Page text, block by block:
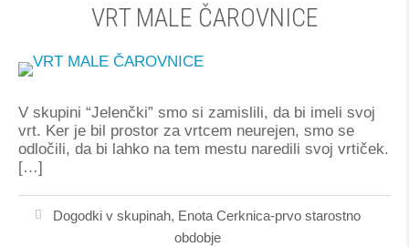
VRT MALE ČAROVNICE
V skupini “Jelenčki” smo si zamislili, da bi imeli svoj
vrt. Ker je bil prostor za vrtcem neurejen, smo se
odločili, da bi lahko na tem mestu naredili svoj vrtiček.
[…]
Dogodki v skupinah, Enota Cerknica-prvo starostno
obdobje